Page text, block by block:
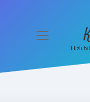
menüyü
Hızlı